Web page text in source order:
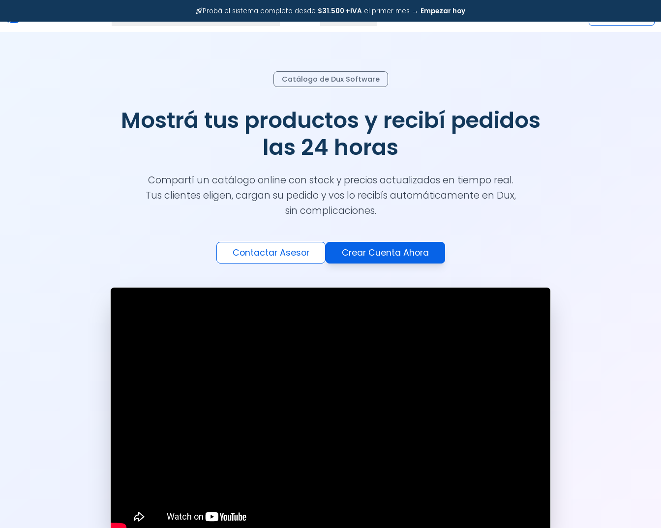
Probá el sistema completo desde $31.500 +IVA el primer mes → Empezar hoy
Rubros Recursos Precios Nosotros Iniciar Sesión
Catálogo de Dux Software
Mostrá tus productos y recibí pedidos
las 24 horas
Compartí un catálogo online con stock y precios actualizados en tiempo real.
Tus clientes eligen, cargan su pedido y vos lo recibís automáticamente en Dux,
sin complicaciones.
Contactar Asesor Crear Cuenta Ahora